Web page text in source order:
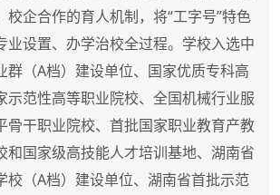
校企合作的育人机制，将“工字号”特色
业设置、办学治校全过程。学校入选中
群（A档）建设单位、国家优质专科高
示范性高等职业院校、全国机械行业服
骨干职业院校、首批国家职业教育产教
和国家级高技能人才培训基地、湖南省
校（A档）建设单位、湖南省首批示范